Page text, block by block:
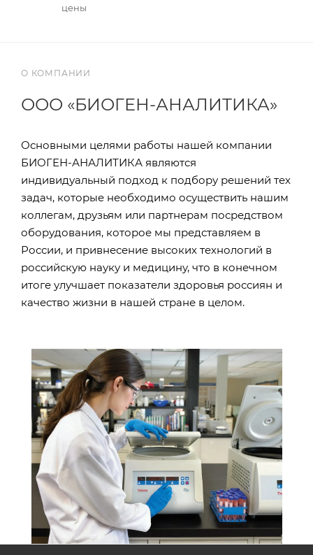
цены
О КОМПАНИИ
ООО «БИОГЕН-АНАЛИТИКА»
Основными целями работы нашей компании
БИОГЕН-АНАЛИТИКА являются
индивидуальный подход к подбору решений тех
задач, которые необходимо осуществить нашим
коллегам, друзьям или партнерам посредством
оборудования, которое мы представляем в
России, и привнесение высоких технологий в
российскую науку и медицину, что в конечном
итоге улучшает показатели здоровья россиян и
качество жизни в нашей стране в целом.